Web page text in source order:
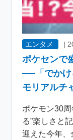
エンタメ |
ポケセンで
──「でかけ
モリアルチ
ポケモン30
る”楽しさと
迎えた今年、